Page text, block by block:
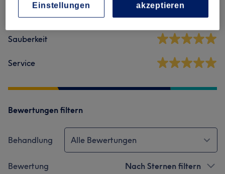
Ambiente
Sauberkeit
Service
Bewertungen filtern
Behandlung Alle Bewertungen
Bewertung Nach Sternen filtern
Einstellungen
akzeptieren